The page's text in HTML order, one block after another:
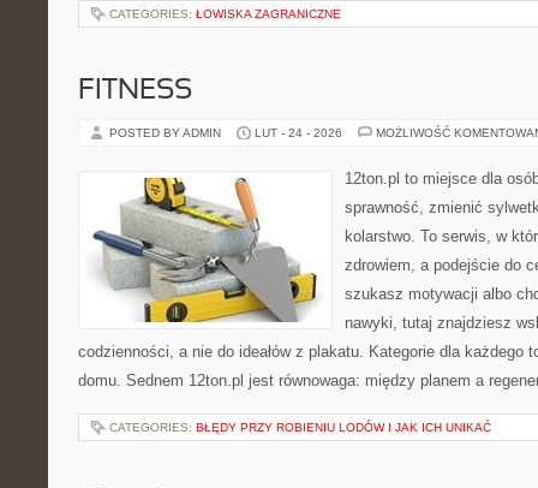
CATEGORIES: ŁOWISKA ZAGRANICZNE
FITNESS
POSTED BY ADMIN LUT - 24 - 2026 MOŻLIWOŚĆ
12ton.pl to miejsce dla
sprawność, zmienić
kolarstwo. To serwis, w
zdrowiem, a podejście do
szukasz motywacji albo
nawyki, tutaj znajdziesz
codzienności, a nie do ideałów z plakatu. Kategorie dla każdego
domu. Sednem 12ton.pl jest równowaga: między planem a
CATEGORIES: BŁĘDY PRZY ROBIENIU LODÓW I JAK ICH UNIKAĆ